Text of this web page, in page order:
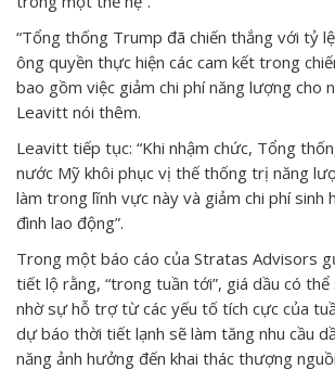
“Tổng thống Trump đã chiến thắng với tỷ
ông quyền thực hiện các cam kết trong
bao gồm việc giảm chi phí năng lượng cho
Leavitt nói thêm.
Leavitt tiếp tục: “Khi nhậm chức, Tổng
nước Mỹ khôi phục vị thế thống trị năng
làm trong lĩnh vực này và giảm chi phí sinh
đình lao động”.
Trong một báo cáo của Stratas Advisors
tiết lộ rằng, “trong tuần tới”, giá dầu có
nhờ sự hỗ trợ từ các yếu tố tích cực của
dự báo thời tiết lạnh sẽ làm tăng nhu cầu
năng ảnh hưởng đến khai thác thượng